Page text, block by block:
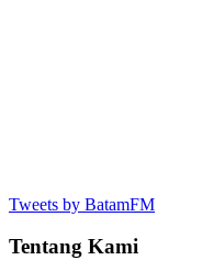
Tweets by BatamFM
Tentang Kami